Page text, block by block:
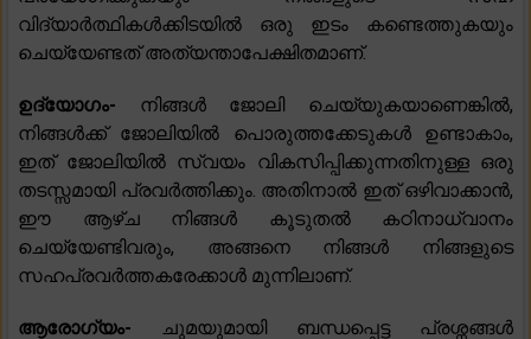
വിദ്യാർത്ഥികൾക്കിടയിൽ ഒരു ഇടം കണ്ടെത്തുകയും
ചെയ്യേണ്ടത് അത്യന്താപേക്ഷിതമാണ്.
ഉദ്യോഗം- നിങ്ങൾ ജോലി ചെയ്യുകയാണെങ്കിൽ,
നിങ്ങൾക്ക് ജോലിയിൽ പൊരുത്തക്കേടുകൾ ഉണ്ടാകാം,
ഇത് ജോലിയിൽ സ്വയം വികസിപ്പിക്കുന്നതിനുള്ള ഒരു
തടസ്സമായി പ്രവർത്തിക്കും. അതിനാൽ ഇത് ഒഴിവാക്കാൻ,
ഈ ആഴ്ച നിങ്ങൾ കൂടുതൽ കഠിനാധ്വാനം
ചെയ്യേണ്ടിവരും, അങ്ങനെ നിങ്ങൾ നിങ്ങളുടെ
സഹപ്രവർത്തകരേക്കാൾ മുന്നിലാണ്.
ആരോഗ്യം- ചുമയുമായി ബന്ധപ്പെട്ട പ്രശ്നങ്ങൾ